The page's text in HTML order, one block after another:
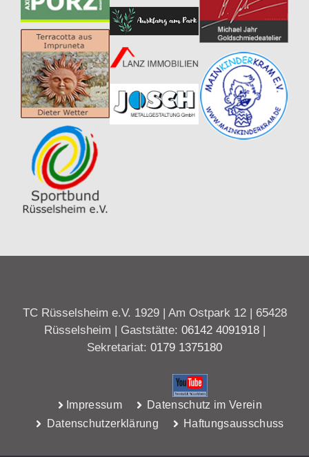
TC Rüsselsheim e.V. 1929 | Am Ostpark 12 | 65428
Rüsselsheim | Gaststätte: 06142 4091918|
Sekretariat: 0179 1375180
Impressum
Datenschutz im Verein
Datenschutzerklärung
Haftungsausschuss